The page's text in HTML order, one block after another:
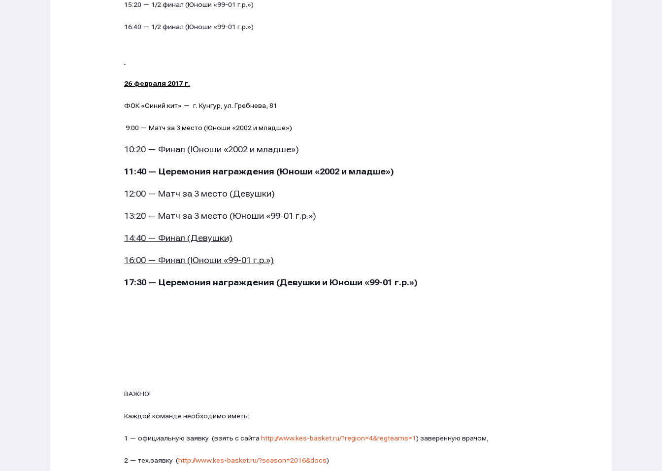
15:20 — 1/2 финал (Юноши «99-01 г.р.»)
16:40 — 1/2 финал (Юноши «99-01 г.р.»)
26 февраля 2017 г.
ФОК «Синий кит» — г. Кунгур, ул. Гребнева, 81
9:00 — Матч за 3 место (Юноши «2002 и младше»)
10:20 — Финал (Юноши «2002 и младше»)
11:40 — Церемония награждения (Юноши «2002 и младше»)
12:00 — Матч за 3 место (Девушки)
13:20 — Матч за 3 место (Юноши «99-01 г.р.»)
14:40 — Финал (Девушки)
16:00 — Финал (Юноши «99-01 г.р.»)
17:30 — Церемония награждения (Девушки и Юноши «99-01 г.р.»)
ВАЖНО!
Каждой команде необходимо иметь:
1 — официальную заявку (взять с сайта http://www.kes-basket.ru/?region=4&regteams=1 ) заверенную врачом,
2 — тех.заявку (http://www.kes-basket.ru/?season=2016&docs)